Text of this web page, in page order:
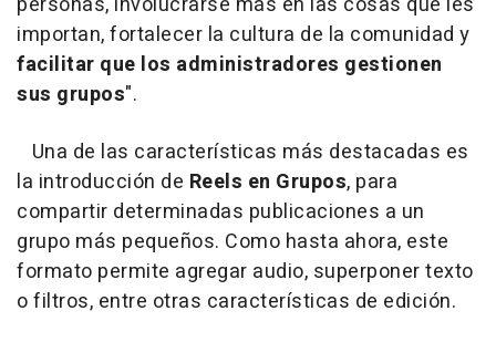
importan, fortalecer la cultura de la comunidad y
facilitar que los administradores gestionen
sus grupos".
Una de las características más destacadas es
la introducción de Reels en Grupos, para
compartir determinadas publicaciones a un
grupo más pequeños. Como hasta ahora, este
formato permite agregar audio, superponer texto
o filtros, entre otras características de edición.